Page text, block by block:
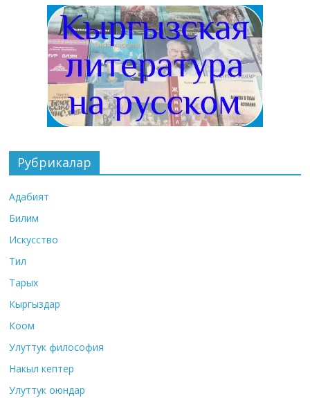
Рубрикалар
Адабият
Билим
Искусство
Тил
Тарых
Кыргыздар
Коом
Улуттук философия
Накыл кептер
Улуттук оюндар